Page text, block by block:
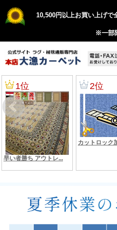
10,500円以上お買い上げ
※一部